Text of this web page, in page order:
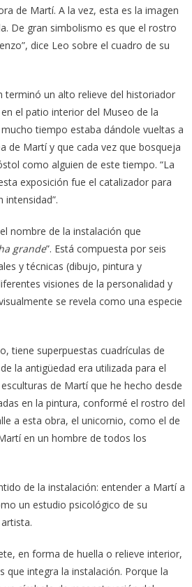
de Martí. A la vez, esta es la imagen
De gran simbolismo es que el rostro
dice Leo sobre el cuadro de su
terminó un alto relieve del historiador
el patio interior del Museo de la
tiempo estaba dándole vueltas a
de Martí y que cada vez que bosqueja
como alguien de este tiempo. “La
exposición fue el catalizador para
intensidad”.
nombre de la instalación que
grande”. Está compuesta por seis
y técnicas (dibujo, pintura y
visiones de la personalidad y
se revela como una especie
tiene superpuestas cuadrículas de
la antigüedad era utilizada para el
de Martí que he hecho desde
en la pintura, conformé el rostro del
a esta obra, el unicornio, como el de
en un hombre de todos los
de la instalación: entender a Martí a
un estudio psicológico de su
en forma de huella o relieve interior,
que integra la instalación. Porque la